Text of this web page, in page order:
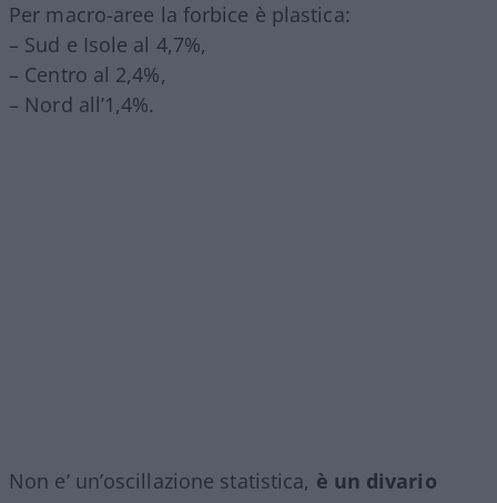
Per macro-aree la forbice è plastica:
– Sud e Isole al 4,7%,
– Centro al 2,4%,
– Nord all’1,4%.
Non e’ un’oscillazione statistica, è un divario